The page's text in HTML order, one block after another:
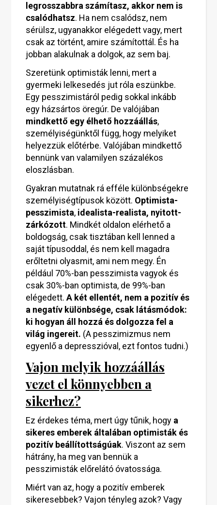
legrosszabbra számítasz, akkor nem is
csalódhatsz. Ha nem csalódsz, nem
sérülsz, ugyanakkor elégedett vagy, mert
csak az történt, amire számítottál. És ha
jobban alakulnak a dolgok, az sem baj.
Szeretünk optimisták lenni, mert a
gyermeki lelkesedés jut róla eszünkbe.
Egy pesszimistáról pedig sokkal inkább
egy házsártos öregúr. De valójában
mindkettő egy élhető hozzáállás,
személyiségünktől függ, hogy melyiket
helyezzük előtérbe. Valójában mindkettő
bennünk van valamilyen százalékos
eloszlásban.
Gyakran mutatnak rá efféle különbségekre
személyiségtípusok között. Optimista-
pesszimista, idealista-realista, nyitott-
zárkózott. Mindkét oldalon elérhető a
boldogság, csak tisztában kell lenned a
saját típusoddal, és nem kell magadra
erőltetni olyasmit, ami nem megy. Én
például 70%-ban pesszimista vagyok és
csak 30%-ban optimista, de 99%-ban
elégedett. A két ellentét, nem a pozitív és
a negatív különbsége, csak látásmódok:
ki hogyan áll hozzá és dolgozza fel a
világ ingereit. (A pesszimizmus nem
egyenlő a depresszióval, ezt fontos tudni.)
Vajon melyik hozzáállás
vezet el könnyebben a
sikerhez?
Ez érdekes téma, mert úgy tűnik, hogy a
sikeres emberek általában optimisták és
pozitív beállítottságúak. Viszont az sem
hátrány, ha meg van bennük a
pesszimisták előrelátó óvatossága.
Miért van az, hogy a pozitív emberek
sikeresebbek? Vajon tényleg azok? Vagy